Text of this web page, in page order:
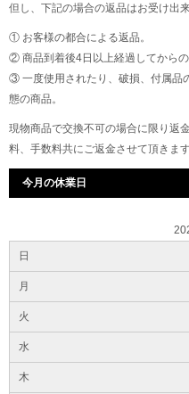
但し、下記の場合の返品はお受け出来
① お客様の都合による返品。
② 商品到着後4日以上経過してからの
③ 一度使用されたり、破損、付属品
態の商品。
現物商品で交換不可の場合に限り返
料、手数料共にご返金させて頂きます
今月の休業日
日
月
火
水
木